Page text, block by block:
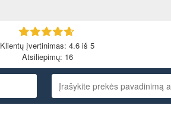
Klientų įvertinimas: 4.6 iš 5
Atsiliepimų: 16
Įrašykite
prekės